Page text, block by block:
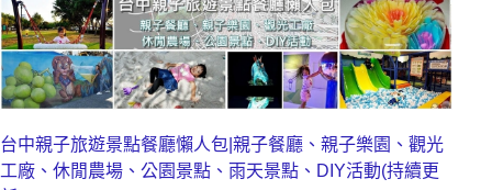
台中親子旅遊景點餐廳懶人包|親子餐廳、親子樂園、觀光
工廠、休閒農場、公園景點、雨天景點、DIY活動(持續更